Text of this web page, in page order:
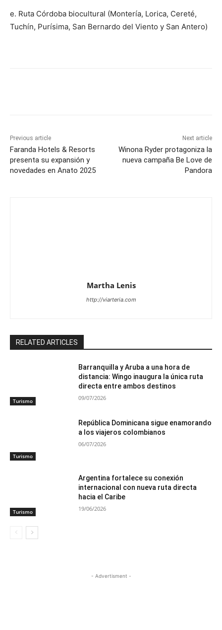
e. Ruta Córdoba biocultural (Montería, Lorica, Cereté,
Tuchín, Purísima, San Bernardo del Viento y San Antero)
Previous article
Faranda Hotels & Resorts
presenta su expansión y
novedades en Anato 2025
Next article
Winona Ryder protagoniza la
nueva campaña Be Love de
Pandora
Martha Lenis
http://viarteria.com
RELATED ARTICLES
Turismo
Barranquilla y Aruba a una hora de
distancia: Wingo inaugura la única ruta
directa entre ambos destinos
09/07/2026
Turismo
República Dominicana sigue enamorando
a los viajeros colombianos
06/07/2026
Turismo
Argentina fortalece su conexión
internacional con nueva ruta directa
hacia el Caribe
19/06/2026
- Advertisment -